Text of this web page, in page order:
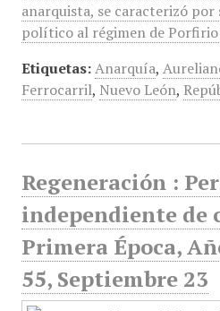
anarquista, se caracterizó
político al régimen de Porfirio
Etiquetas: Anarquía,
Ferrocarril, Nuevo León,
Regeneración :
independiente de
Primera Época,
55, Septiembre 23